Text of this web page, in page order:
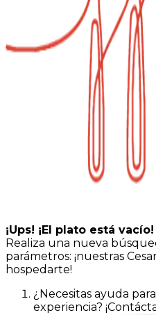
¡Ups! ¡El plato está vacío!
Realiza una nueva
parámetros: ¡nuestras
hospedarte!
¿Necesitas ayuda
experiencia?